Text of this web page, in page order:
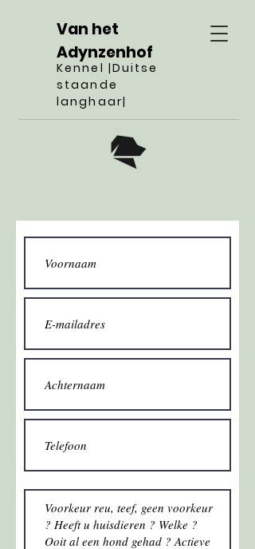
Van het
Adynzenhof
Kennel |Duitse
staande
langhaar|